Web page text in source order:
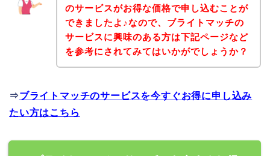
のサービスがお得な価格で申し込むことが
できましたよ♪なので、ブライトマッチの
サービスに興味のある方は下記ページなど
を参考にされてみてはいかがでしょうか？
⇒ブライトマッチのサービスを今すぐお得に申し込み
たい方はこちら